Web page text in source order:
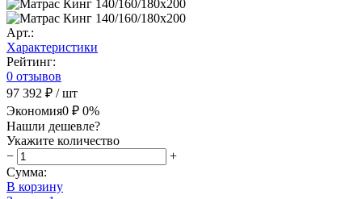
Арт.:
Характеристики
Рейтинг:
0 отзывов
97 392 ₽ / шт
Экономия0 ₽ 0%
Нашли дешевле?
Укажите количество
−
+
Сумма:
В корзину